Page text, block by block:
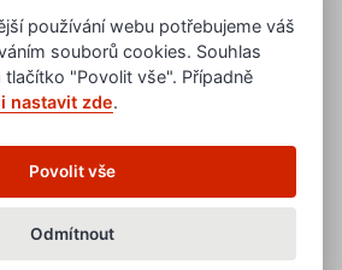
databanka.cz
www.edb.eu
www.14000.cz
používání webu potřebujeme váš
souborů cookies. Souhlas
tlačítko "Povolit vše". Případně
nastavit zde.
Povolit vše
Odmítnout